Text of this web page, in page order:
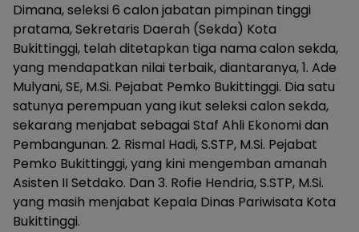
Dimana, seleksi 6 calon jabatan pimpinan tinggi
pratama, Sekretaris Daerah (Sekda) Kota
Bukittinggi, telah ditetapkan tiga nama calon sekda,
yang mendapatkan nilai terbaik, diantaranya, 1. Ade
Mulyani, SE, M.Si. Pejabat Pemko Bukittinggi. Dia satu
satunya perempuan yang ikut seleksi calon sekda,
sekarang menjabat sebagai Staf Ahli Ekonomi dan
Pembangunan. 2. Rismal Hadi, S.STP, M.Si. Pejabat
Pemko Bukittinggi, yang kini mengemban amanah
Asisten II Setdako. Dan 3. Rofie Hendria, S.STP, M.Si.
yang masih menjabat Kepala Dinas Pariwisata Kota
Bukittinggi.